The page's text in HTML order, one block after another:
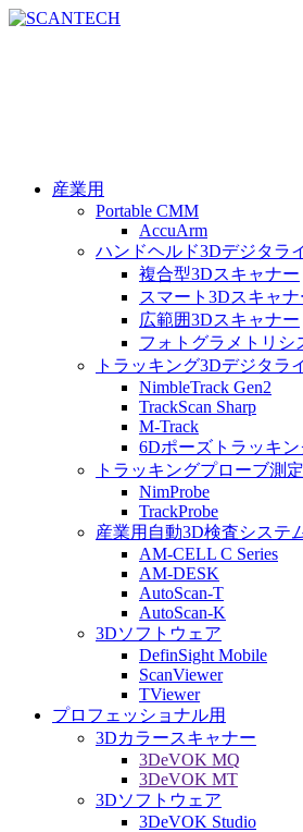
産業用
Portable CMM
AccuArm
ハンドヘルド3Dデジタラ
複合型3Dスキャナー
スマート3Dスキャナ
広範囲3Dスキャナー
フォトグラメトリシ
トラッキング3Dデジタラ
NimbleTrack Gen2
TrackScan Sharp
M-Track
6Dポーズトラッキ
トラッキングプローブ測
NimProbe
TrackProbe
産業用自動3D検査システ
AM-CELL C Series
AM-DESK
AutoScan-T
AutoScan-K
3Dソフトウェア
DefinSight Mobile
ScanViewer
TViewer
プロフェッショナル用
3Dカラースキャナー
3DeVOK MQ
3DeVOK MT
3Dソフトウェア
3DeVOK Studio